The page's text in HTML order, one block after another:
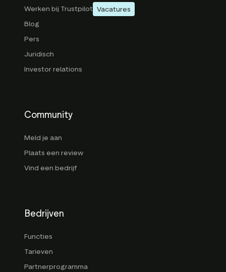
Werken bij Trustpilot Vacatures
Blog
Pers
Juridisch
Investor relations
Community
Meld je aan
Plaats een review
Vind een bedrijf
Bedrijven
Functies
Tarieven
Partnerprogramma